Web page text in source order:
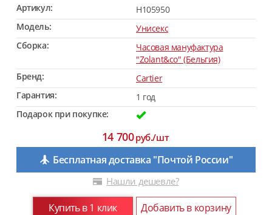
Артикул:
H105950
Модель:
Унисекс
Сборка:
Часовая мануфактура
"Zolant&co" (Бельгия)
Бренд:
Cartier
Гарантия:
1 год
Подарок при покупке:
14 700руб./шт
Бесплатная доставка "Почтой России"
Нашли дешевле?
Купить в 1 клик Добавить в корзину